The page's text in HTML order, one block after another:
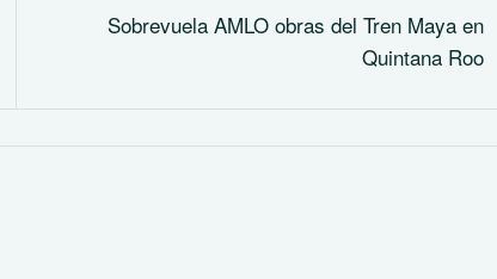
Sobrevuela AMLO obras del Tren Maya en
Quintana Roo